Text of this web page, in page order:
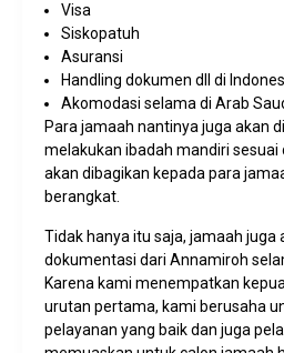
Visa
Siskopatuh
Asuransi
Handling dokumen dll di
Akomodasi selama di Arab
Para jamaah nantinya juga akan
melakukan ibadah mandiri sesuai
akan dibagikan kepada para
berangkat.
Tidak hanya itu saja, jamaah juga
dokumentasi dari Annamiroh
Karena kami menempatkan
urutan pertama, kami berusaha
pelayanan yang baik dan juga